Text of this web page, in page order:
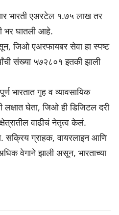
भारती एअरटेल १.७५ लाख तर
भर घातली आहे.
जिओ एअरफायबर सेवा हा स्पष्ट
संख्या ५७२८०१ इतकी झाली
भारतात गृह व व्यावसायिक
लक्षात घेता, जिओ ही डिजिटल दरी
वाढीचं नेतृत्व केलं.
सक्रिय ग्राहक, वायरलाइन आणि
वेगाने झाली असून, भारताच्या